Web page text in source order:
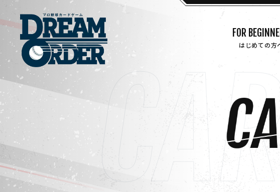
FOR
はじめての方